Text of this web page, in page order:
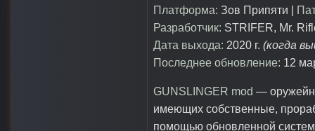
Платформа: Зов Припяти |
Разработчик: STRIFER, Mr.
Дата выхода: 2020 г. (когда
Последнее обновление: 12
GUNSLINGER mod —
имеющих собственные,
помощью обновленной